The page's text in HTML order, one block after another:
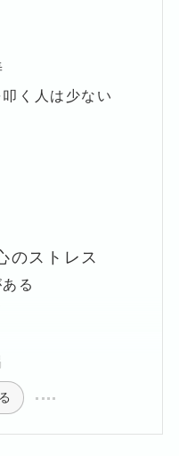
く人は少ない
のストレス
る